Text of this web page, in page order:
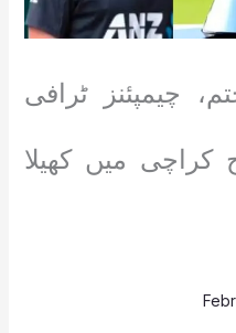
چیمپئنز ٹرافی
آج کراچی میں کھیلا